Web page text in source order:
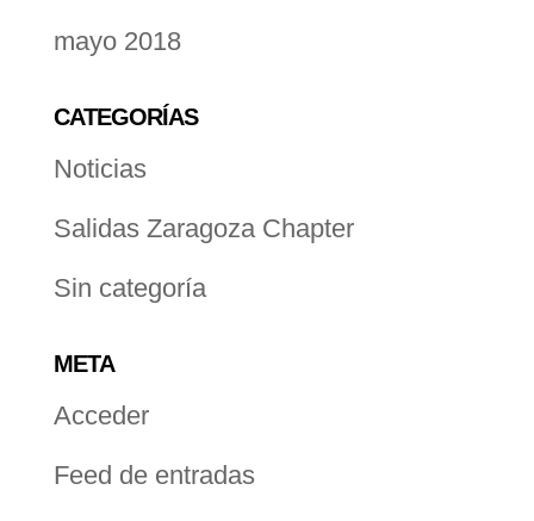
mayo 2018
CATEGORÍAS
Noticias
Salidas Zaragoza Chapter
Sin categoría
META
Acceder
Feed de entradas